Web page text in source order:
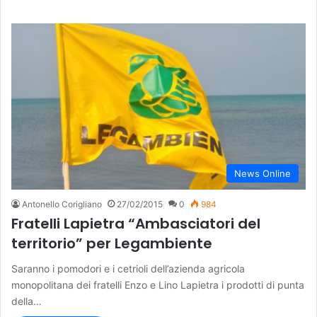
News Online
Antonello Corigliano 27/02/2015 0 984
Fratelli Lapietra “Ambasciatori del
territorio” per Legambiente
Saranno i pomodori e i cetrioli dell’azienda agricola
monopolitana dei fratelli Enzo e Lino Lapietra i prodotti di punta
della…